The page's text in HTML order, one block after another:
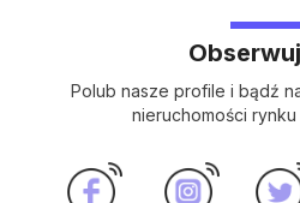
Polub nasze profile i bądź
nieruchomości